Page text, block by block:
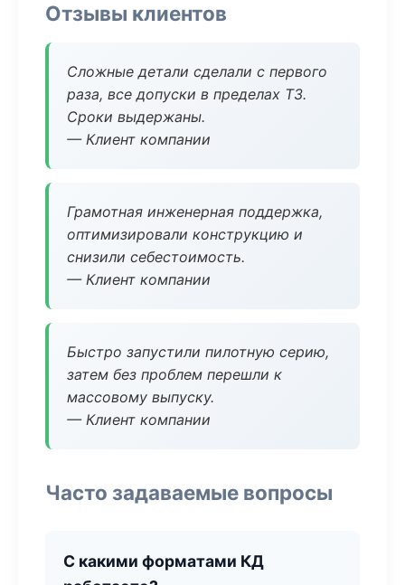
Отзывы клиентов
Сложные детали сделали с первого
раза, все допуски в пределах ТЗ.
Сроки выдержаны.
— Клиент компании
Грамотная инженерная поддержка,
оптимизировали конструкцию и
снизили себестоимость.
— Клиент компании
Быстро запустили пилотную серию,
затем без проблем перешли к
массовому выпуску.
— Клиент компании
Часто задаваемые вопросы
С какими форматами КД